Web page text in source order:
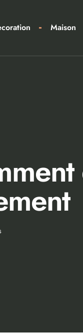
Maison